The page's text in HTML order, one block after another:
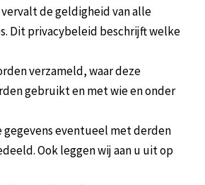
de geldigheid van alle
Dit privacybeleid beschrijft welke
verzameld, waar deze
gebruikt en met wie en onder
gegevens eventueel met derden
Ook leggen wij aan u uit op